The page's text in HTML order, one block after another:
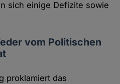
sich einige Defizite sowie
vom Politischen
proklamiert das